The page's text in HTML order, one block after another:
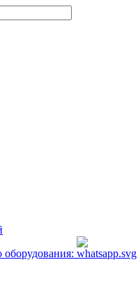
оборудования: